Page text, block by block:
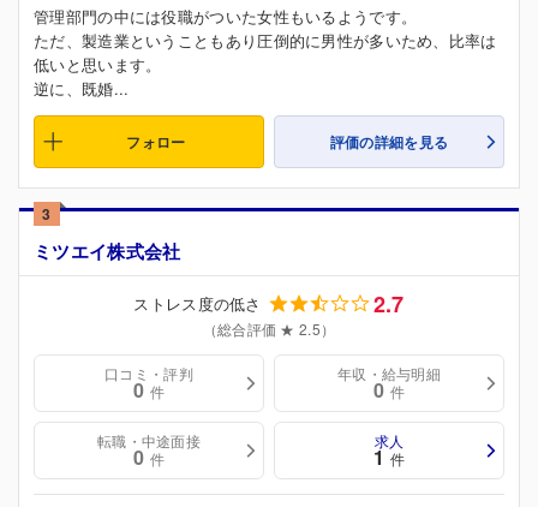
管理部門の中には役職がついた女性もいるようです。
ただ、製造業ということもあり圧倒的に男性が多いため、比率は
低いと思います。
逆に、既婚...
フォロー 評価の詳細を見る
3
ミツエイ株式会社
ストレス度の低さ 2.7
（総合評価 ★ 2.5）
口コミ・評判
0 件
年収・給与明細
0 件
転職・中途面接
0 件
求人
1 件